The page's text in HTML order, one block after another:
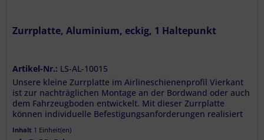
Zurrplatte, Aluminium, eckig, 1 Haltepunkt
Artikel-Nr.: LS-AL-10015
Unsere kleine Zurrplatte im Airlineschienenprofil Vierkant
ist zur nachträglichen Montage an der Bordwand oder auch
dem Fahrzeugboden entwickelt. Mit dieser Zurrplatte
können individuelle Befestigungsanforderungen realisiert
Inhalt 1 Einheit(en)